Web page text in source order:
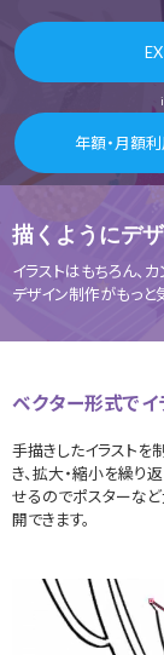
年額・月額
描くようにデ
イラストはもちろん、カ
デザイン制作がもっと
ベクター形式でイ
手描きしたイラスト
き、拡大・縮小を繰り
せるのでポスターな
開できます。